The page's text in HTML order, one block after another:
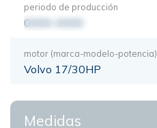
periodo de producción
0000-0000
motor (marca-modelo-potencia)
Volvo 17/30HP
Medidas